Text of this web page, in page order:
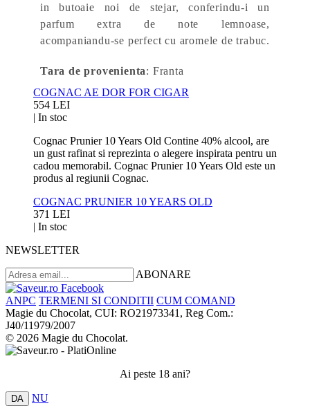
in butoaie noi de stejar, conferindu-i un
parfum extra de note lemnoase,
acompaniandu-se perfect cu aromele de trabuc.
Tara de provenienta: Franta
COGNAC AE DOR FOR CIGAR
554 LEI
| In stoc
Cognac Prunier 10 Years Old Contine 40% alcool, are
un gust rafinat si reprezinta o alegere inspirata pentru un
cadou memorabil. Cognac Prunier 10 Years Old este un
produs al regiunii Cognac.
COGNAC PRUNIER 10 YEARS OLD
371 LEI
| In stoc
NEWSLETTER
ABONARE
ANPC TERMENI SI CONDITII CUM COMAND
Magie du Chocolat, CUI: RO21973341, Reg Com.:
J40/11979/2007
© 2026 Magie du Chocolat.
Ai peste 18 ani?
DA NU